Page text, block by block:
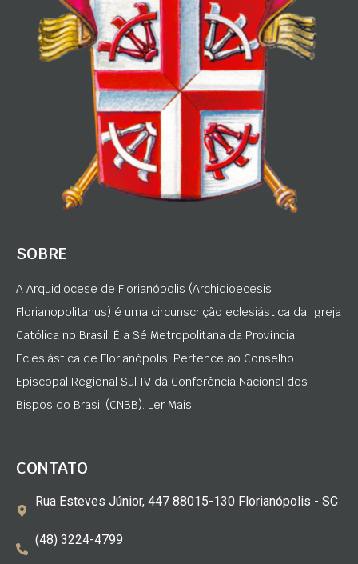
SOBRE
A Arquidiocese de Florianópolis (Archidioecesis
Florianopolitanus) é uma circunscrição eclesiástica da Igreja
Católica no Brasil. É a Sé Metropolitana da Província
Eclesiástica de Florianópolis. Pertence ao Conselho
Episcopal Regional Sul IV da Conferência Nacional dos
Bispos do Brasil (CNBB). Ler Mais
CONTATO
Rua Esteves Júnior, 447 88015-130 Florianópolis - SC
(48) 3224-4799